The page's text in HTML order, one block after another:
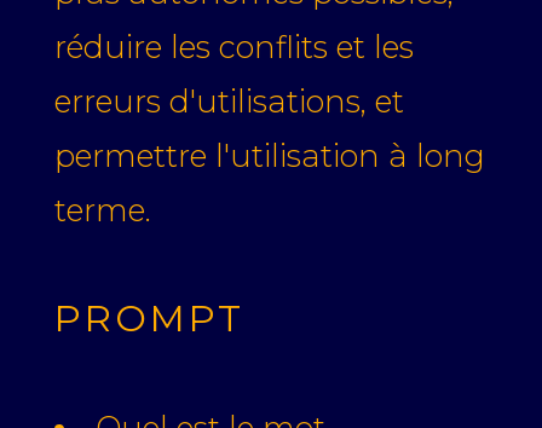
réduire les conflits et les
erreurs d'utilisations, et
permettre l'utilisation à long
terme.
PROMPT